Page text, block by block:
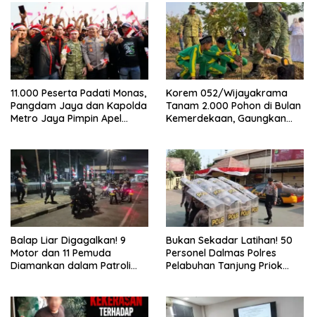
11.000 Peserta Padati Monas,
Pangdam Jaya dan Kapolda
Metro Jaya Pimpin Apel
Korem 052/Wijayakrama
Tanam 2.000 Pohon di Bulan
Kemerdekaan, Gaungkan
Balap Liar Digagalkan! 9
Motor dan 11 Pemuda
Diamankan dalam Patroli
Bukan Sekadar Latihan! 50
Personel Dalmas Polres
Pelabuhan Tanjung Priok